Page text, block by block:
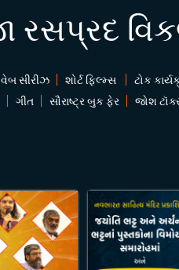
રસપ્રદ
વેબ સીરીઝ શોર્ટ ફિલ્મ્સ ટોક
ગીત સૌરાષ્ટ્ર બુક ફેર જોશ